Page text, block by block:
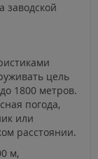
заводской
цель
1800 метров.
погода,
или
расстоянии.
м,